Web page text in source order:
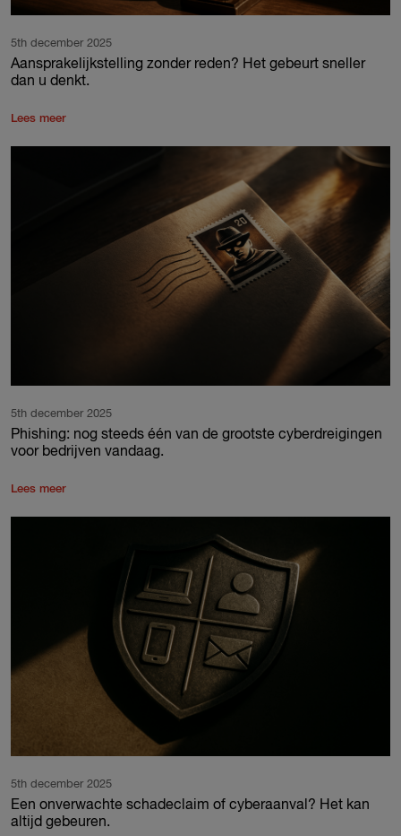
5th december 2025
Aansprakelijkstelling zonder reden? Het gebeurt sneller
dan u denkt.
Lees meer
5th december 2025
​​Phishing: nog steeds één van de grootste cyberdreigingen
voor bedrijven vandaag.
Lees meer
5th december 2025
Een onverwachte schadeclaim of cyberaanval? Het kan
altijd gebeuren.